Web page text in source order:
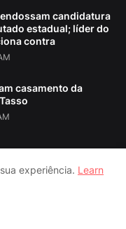
candidatura
estadual; líder do
contra
casamento da
experiência. Learn